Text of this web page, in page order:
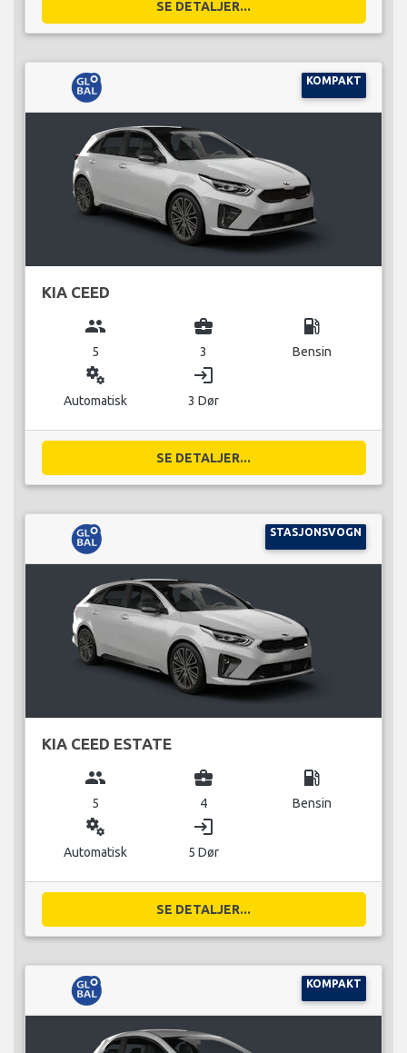
SE DETALJER...
KOMPAKT
KIA CEED
group
5
business_center
3
local_gas_station
Bensin
miscellaneous_services
Automatisk
login
3 Dør
SE DETALJER...
STASJONSVOGN
KIA CEED ESTATE
group
5
business_center
4
local_gas_station
Bensin
miscellaneous_services
Automatisk
login
5 Dør
SE DETALJER...
KOMPAKT